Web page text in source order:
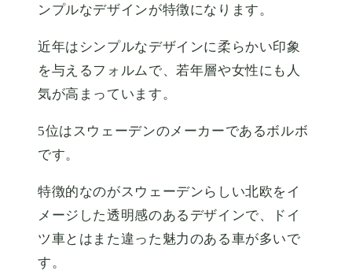
ンプルなデザインが特徴になります。
近年はシンプルなデザインに柔らかい印象
を与えるフォルムで、若年層や女性にも人
気が高まっています。
5位はスウェーデンのメーカーであるボルボ
です。
特徴的なのがスウェーデンらしい北欧をイ
メージした透明感のあるデザインで、ドイ
ツ車とはまた違った魅力のある車が多いで
す。